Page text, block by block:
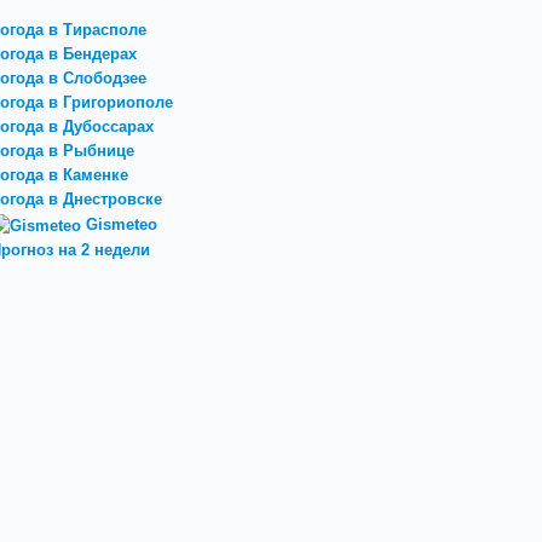
в Тирасполе
в Бендерах
в Слободзее
в Григориополе
в Дубоссарах
в Рыбнице
в Каменке
в Днестровске
Gismeteo
на 2 недели